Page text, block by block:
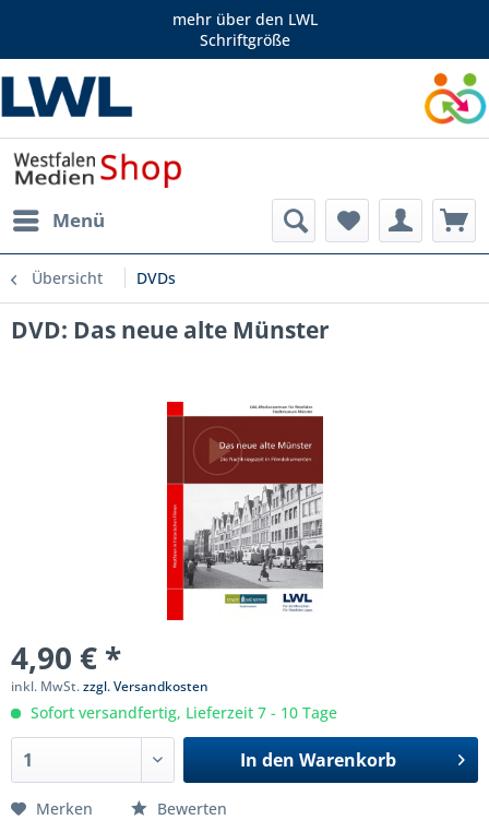
mehr über den LWL
Schriftgröße
Menü
Übersicht DVDs
DVD: Das neue alte Münster
4,90 € *
inkl. MwSt.zzgl. Versandkosten
Sofort versandfertig, Lieferzeit 7 - 10 Tage
In den Warenkorb
Merken Bewerten